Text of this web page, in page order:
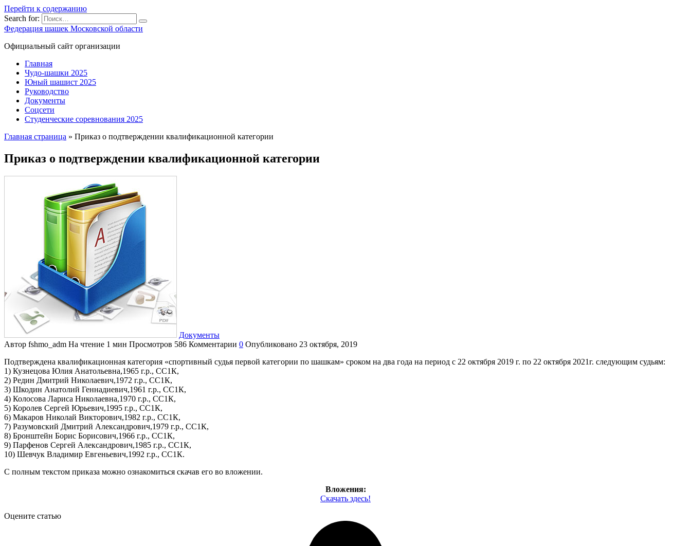
Перейти к содержанию
Search for:
Федерация шашек Московской области
Официальный сайт организации
Главная
Чудо-шашки 2025
Юный шашист 2025
Руководство
Документы
Соцсети
Студенческие соревнования 2025
Главная страница » Приказ о подтверждении квалификационной категории
Приказ о подтверждении квалификационной категории
Документы
Автор fshmo_adm На чтение 1 мин Просмотров 586 Комментарии 0 Опубликовано 23 октября, 2019
Подтверждена квалификационная категория «спортивный судья первой категории по шашкам» сроком на два года на период с 22 октября 2019 г. по 22 октября 2021г. следующим судьям:
1) Кузнецова Юлия Анатольевна,1965 г.р., СС1К,
2) Редин Дмитрий Николаевич,1972 г.р., СС1К,
3) Шкодин Анатолий Геннадиевич,1961 г.р., СС1К,
4) Колосова Лариса Николаевна,1970 г.р., СС1К,
5) Королев Сергей Юрьевич,1995 г.р., СС1К,
6) Макаров Николай Викторович,1982 г.р., СС1К,
7) Разумовский Дмитрий Александрович,1979 г.р., СС1К,
8) Бронштейн Борис Борисович,1966 г.р., СС1К,
9) Парфенов Сергей Александрович,1985 г.р., СС1К,
10) Шевчук Владимир Евгеньевич,1992 г.р., СС1К.
С полным текстом приказа можно ознакомиться скачав его во вложении.
Вложения:
Скачать здесь!
Оцените статью